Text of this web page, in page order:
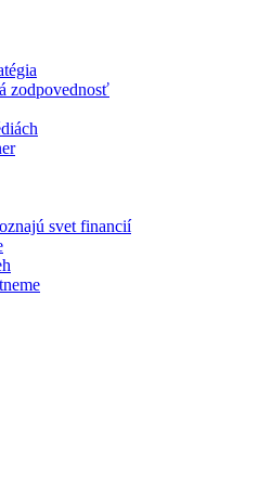
zodpovednosť
svet financií